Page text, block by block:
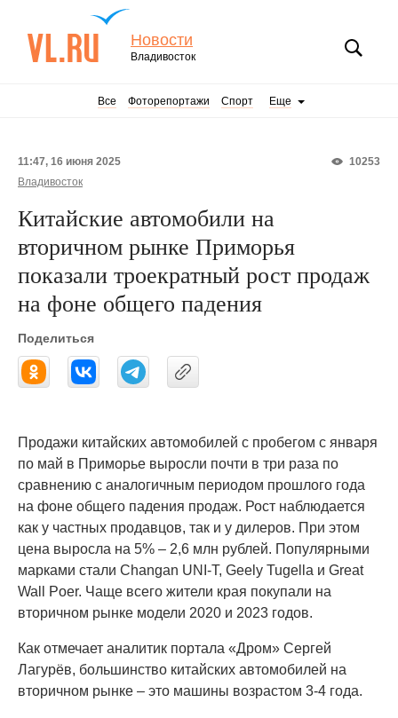
Новости
Владивосток
Все Фоторепортажи Спорт Еще
10253
11:47, 16 июня 2025
Владивосток
Китайские автомобили на
вторичном рынке Приморья
показали троекратный рост продаж
на фоне общего падения
Поделиться
Продажи китайских автомобилей с пробегом с января
по май в Приморье выросли почти в три раза по
сравнению с аналогичным периодом прошлого года
на фоне общего падения продаж. Рост наблюдается
как у частных продавцов, так и у дилеров. При этом
цена выросла на 5% – 2,6 млн рублей. Популярными
марками стали Changan UNI-T, Geely Tugella и Great
Wall Poer. Чаще всего жители края покупали на
вторичном рынке модели 2020 и 2023 годов.
Как отмечает аналитик портала «Дром» Сергей
Лагурёв, большинство китайских автомобилей на
вторичном рынке – это машины возрастом 3-4 года.